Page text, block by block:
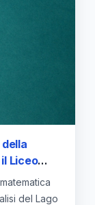
Liceo
del Lago